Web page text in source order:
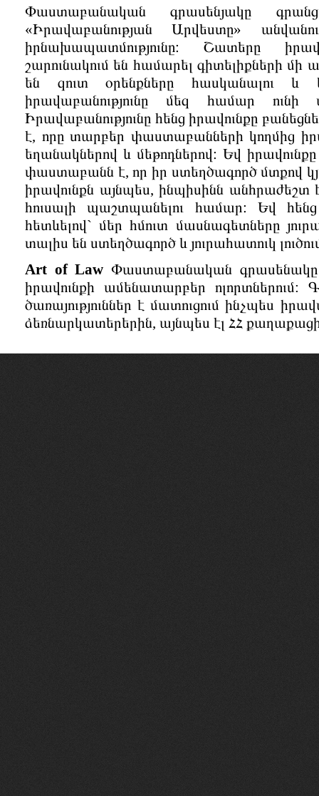
Փաստաբանական գրասենյակը
«Իրավաբանության Արվեստը»
իրնախապատմությունը։ Շատերը
շարունակում են համարել գիտելիքների մի
են զուտ օրենքները հասկանալու և
իրավաբանությունը մեզ համար ունի
Իրավաբանությունը հենց իրավունքը
է, որը տարբեր փաստաբանների կողմից
եղանակներով և մեթոդներով։ Եվ
փաստաբանն է, որ իր ստեղծագործ մտքով
իրավունքն այնպես, ինպիսինն անհրաժեշտ
հուսալի պաշտպանելու համար։ Եվ
հետևելով` մեր հմուտ մասնագետները
տալիս են ստեղծագործ և յուրահատուկ
Art of Law Փաստաբանական գրասենակը
իրավունքի ամենատարբեր
ծառայություններ է մատուցում ինչպես
ձեռնարկատերերին, այնպես էլ ՀՀ